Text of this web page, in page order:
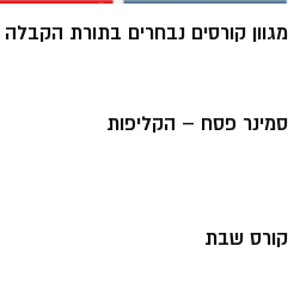
מגוון קורסים נבחרים בתורת
סמינר פסח – הקליפות
קורס שבת